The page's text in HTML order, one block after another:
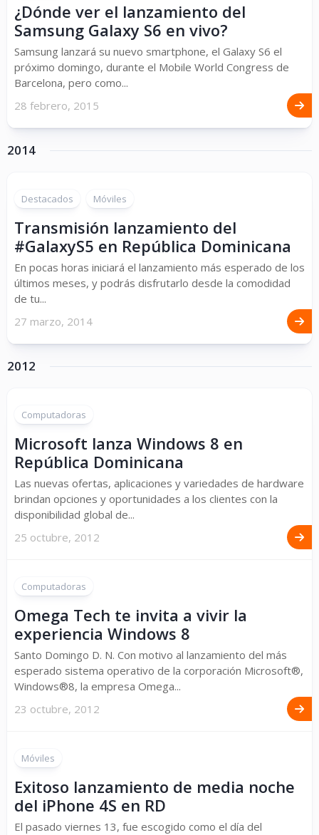
¿Dónde ver el lanzamiento del
Samsung Galaxy S6 en vivo?
Samsung lanzará su nuevo smartphone, el Galaxy S6 el
próximo domingo, durante el Mobile World Congress de
Barcelona, pero como...
28 febrero, 2015
2014
Destacados Móviles
Transmisión lanzamiento del
#GalaxyS5 en República Dominicana
En pocas horas iniciará el lanzamiento más esperado de los
últimos meses, y podrás disfrutarlo desde la comodidad
de tu...
27 marzo, 2014
2012
Computadoras
Microsoft lanza Windows 8 en
República Dominicana
Las nuevas ofertas, aplicaciones y variedades de hardware
brindan opciones y oportunidades a los clientes con la
disponibilidad global de...
25 octubre, 2012
Computadoras
Omega Tech te invita a vivir la
experiencia Windows 8
Santo Domingo D. N. Con motivo al lanzamiento del más
esperado sistema operativo de la corporación Microsoft®,
Windows®8, la empresa Omega...
23 octubre, 2012
Móviles
Exitoso lanzamiento de media noche
del iPhone 4S en RD
El pasado viernes 13, fue escogido como el día del